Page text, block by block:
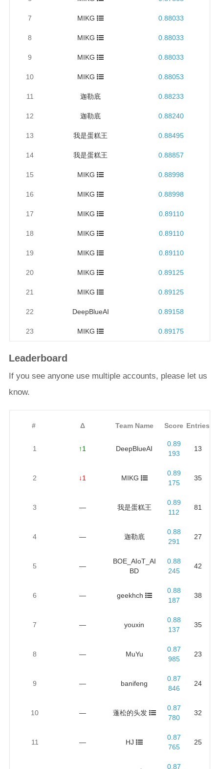
7 MIKG 0.88033
8 MIKG 0.88033
9 MIKG 0.88033
10 MIKG 0.88053
11 迦勒底 0.88233
12 迦勒底 0.88240
13 我是蛋糕王 0.88495
14 我是蛋糕王 0.88857
15 MIKG 0.88998
16 MIKG 0.88998
17 MIKG 0.89110
18 MIKG 0.89110
19 MIKG 0.89110
20 MIKG 0.89125
21 MIKG 0.89125
22 DeepBlueAI 0.89158
23 MIKG 0.89175
Leaderboard
If you see anyone use multiple accounts, please let us
know.
# Δ Team Name Score Entries
1 ↑1 DeepBlueAI
0.89
193
13
2 ↓1 MIKG
0.89
175
35
3 — 我是蛋糕王
0.89
112
81
4 — 迦勒底
0.88
291
27
5 —
BOE_AIoT_AI
BD
0.88
245
42
6 — geekhch
0.88
187
38
7 — youxin
0.88
137
35
8 — MuYu
0.87
985
23
9 — banifeng
0.87
846
24
10 — 蓬松的头发
0.87
780
32
11 — HJ
0.87
765
25
0.87